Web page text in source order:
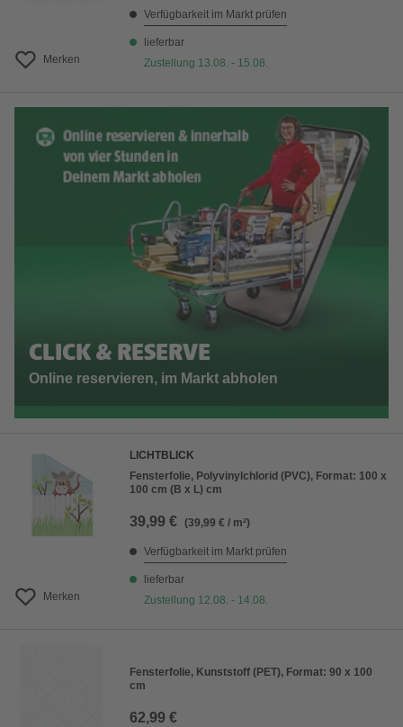
Merken
Verfügbarkeit im Markt prüfen
lieferbar
Zustellung 13.08. - 15.08.
CLICK & RESERVE
Online reservieren, im Markt abholen
Merken
LICHTBLICK
Fensterfolie, Polyvinylchlorid (PVC), Format: 100 x
100 cm (B x L) cm
39,99 € (39,99 € / m²)
Verfügbarkeit im Markt prüfen
lieferbar
Zustellung 12.08. - 14.08.
Fensterfolie, Kunststoff (PET), Format: 90 x 100
cm
62,99 €